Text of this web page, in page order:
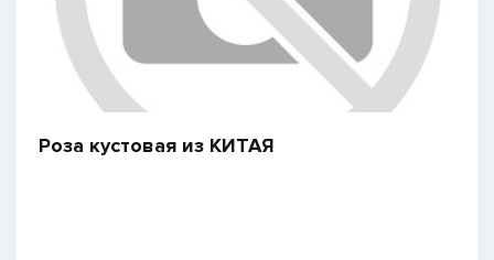
Роза кустовая из КИТАЯ